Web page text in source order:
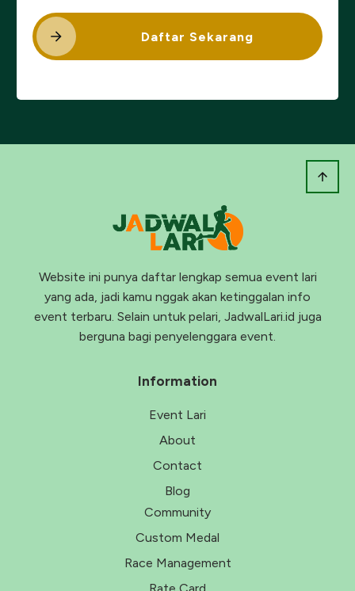
Daftar Sekarang
Website ini punya daftar lengkap semua event lari
yang ada, jadi kamu nggak akan ketinggalan info
event terbaru. Selain untuk pelari, JadwalLari.id juga
berguna bagi penyelenggara event.
Information
Event Lari
About
Contact
Blog
Community
Custom Medal
Race Management